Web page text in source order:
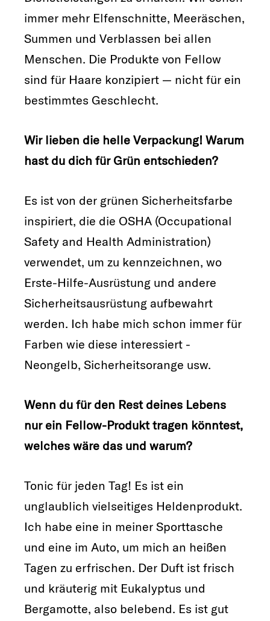
immer mehr Elfenschnitte, Meeräschen,
Summen und Verblassen bei allen
Menschen. Die Produkte von Fellow
sind für Haare konzipiert — nicht für ein
bestimmtes Geschlecht.
Wir lieben die helle Verpackung! Warum
hast du dich für Grün entschieden?
Es ist von der grünen Sicherheitsfarbe
inspiriert, die die OSHA (Occupational
Safety and Health Administration)
verwendet, um zu kennzeichnen, wo
Erste-Hilfe-Ausrüstung und andere
Sicherheitsausrüstung aufbewahrt
werden. Ich habe mich schon immer für
Farben wie diese interessiert -
Neongelb, Sicherheitsorange usw.
Wenn du für den Rest deines Lebens
nur ein Fellow-Produkt tragen könntest,
welches wäre das und warum?
Tonic für jeden Tag! Es ist ein
unglaublich vielseitiges Heldenprodukt.
Ich habe eine in meiner Sporttasche
und eine im Auto, um mich an heißen
Tagen zu erfrischen. Der Duft ist frisch
und kräuterig mit Eukalyptus und
Bergamotte, also belebend. Es ist gut